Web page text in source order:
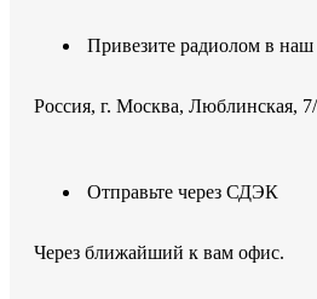
Привезите радиолом в
Россия, г. Москва, Люблинская,
Отправьте через СДЭК
Через ближайший к вам офис.